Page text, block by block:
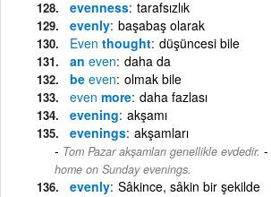
evenness tarafsızlık
evenly başabaş olarak
Even thought düşüncesi bile
an even daha da
be even olmak bile
even more daha fazlası
evening akşamı
evenings akşamları
Tom Pazar akşamları genellikle evdedir. -
home on Sunday evenings.
evenly Sâkince, sâkin bir şekilde